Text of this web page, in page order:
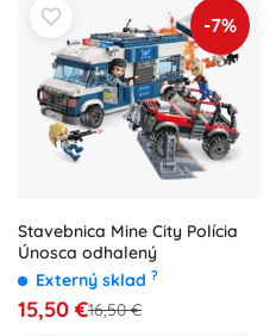
-7%
Stavebnica Mine City Polícia
Únosca odhalený
Externý sklad ?
15,50 €16,50 €